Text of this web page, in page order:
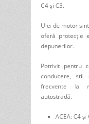
C4 și C3.
Ulei de motor
oferă protecție
depunerilor.
Potrivit pentru
conducere, stil
frecvente la
autostradă.
ACEA: C4 și